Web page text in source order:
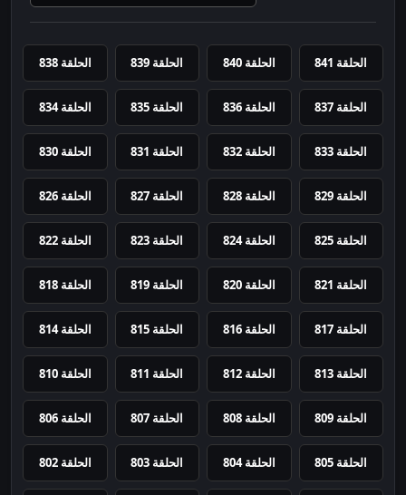
الحلقة 841 الحلقة 840 الحلقة 839 الحلقة 838
الحلقة 837 الحلقة 836 الحلقة 835 الحلقة 834
الحلقة 833 الحلقة 832 الحلقة 831 الحلقة 830
الحلقة 829 الحلقة 828 الحلقة 827 الحلقة 826
الحلقة 825 الحلقة 824 الحلقة 823 الحلقة 822
الحلقة 821 الحلقة 820 الحلقة 819 الحلقة 818
الحلقة 817 الحلقة 816 الحلقة 815 الحلقة 814
الحلقة 813 الحلقة 812 الحلقة 811 الحلقة 810
الحلقة 809 الحلقة 808 الحلقة 807 الحلقة 806
الحلقة 805 الحلقة 804 الحلقة 803 الحلقة 802